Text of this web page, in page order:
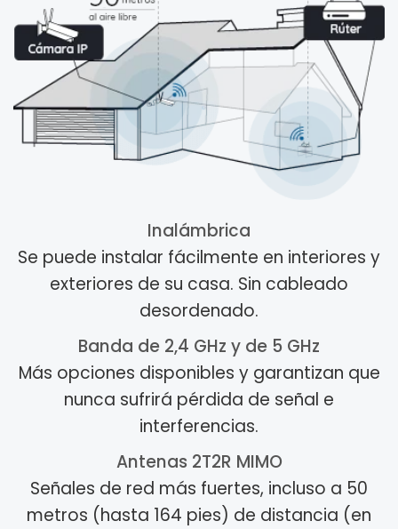
Inalámbrica
Se puede instalar fácilmente en interiores y
exteriores de su casa. Sin cableado
desordenado.
Banda de 2,4 GHz y de 5 GHz
Más opciones disponibles y garantizan que
nunca sufrirá pérdida de señal e
interferencias.
Antenas 2T2R MIMO
Señales de red más fuertes, incluso a 50
metros (hasta 164 pies) de distancia (en